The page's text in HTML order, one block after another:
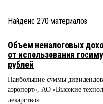
Найдено 270 материалов
Объем неналоговых
от использования
рублей
Наибольшие суммы
аэропорт», АО «Высокие
лекарство»